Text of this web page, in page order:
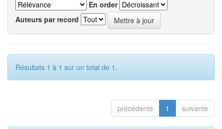
En order
Auteurs par record
Résultats 1 à 1 sur un total de 1.
précédente 1 suivante